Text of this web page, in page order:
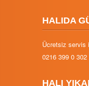
HALIDA
Ücretsiz servis
0216 399 0 302
HALI